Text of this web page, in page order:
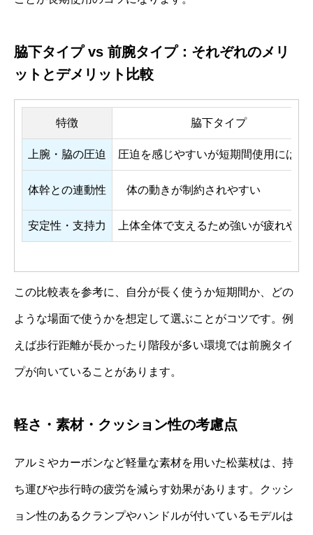
脇下タイプ vs 前腕タイプ：それぞれのメリ
ットとデメリット比較
特徴 脇下タイプ
上腕・脇の圧迫 圧迫を感じやすいが短期間使用には向
体幹との連動性 体の動きが制約されやすい
安定性・支持力 上体全体で支えるため強いが疲れやす
この比較表を参考に、自分が長く使うか短期間か、どの
ような場面で使うかを想定して選ぶことがコツです。例
えば歩行距離が長かったり階段が多い環境では前腕タイ
プが向いていることがあります。
軽さ・素材・クッション性の考慮点
アルミやカーボンなど軽量な素材を用いた松葉杖は、持
ち運びや歩行時の疲労を減らす効果があります。クッシ
ョン性のあるクランプやハンドルが付いているモデルは